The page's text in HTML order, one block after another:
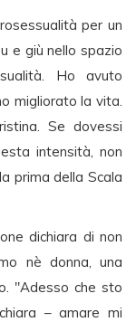
per un
e giù nello spazio
Ho avuto
migliorato la vita.
Se dovessi
intensità, non
prima della Scala
dichiara di non
nè donna, una
"Adesso che sto
– amare mi